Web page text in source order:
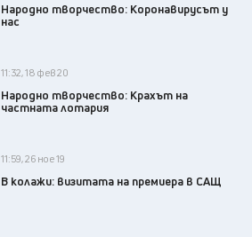
Народно творчество: Коронавирусът у
нас
11:32, 18 фев 20
Народно творчество: Крахът на
частната лотария
11:59, 26 ное 19
В колажи: визитата на премиера в САЩ